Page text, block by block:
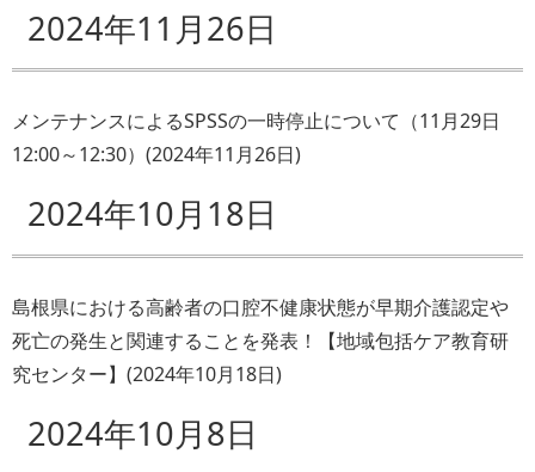
2024年11月26日
メンテナンスによるSPSSの一時停止について（11月29日
12:00～12:30） (2024年11月26日)
2024年10月18日
島根県における高齢者の口腔不健康状態が早期介護認定や
死亡の発生と関連することを発表！【地域包括ケア教育研
究センター】 (2024年10月18日)
2024年10月8日